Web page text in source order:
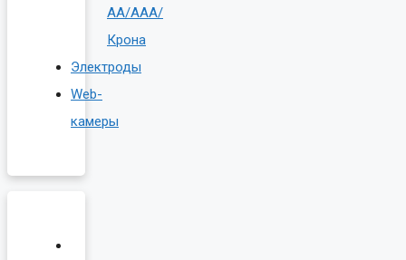
AA/AAA/
Крона
Электроды
Web-
камеры